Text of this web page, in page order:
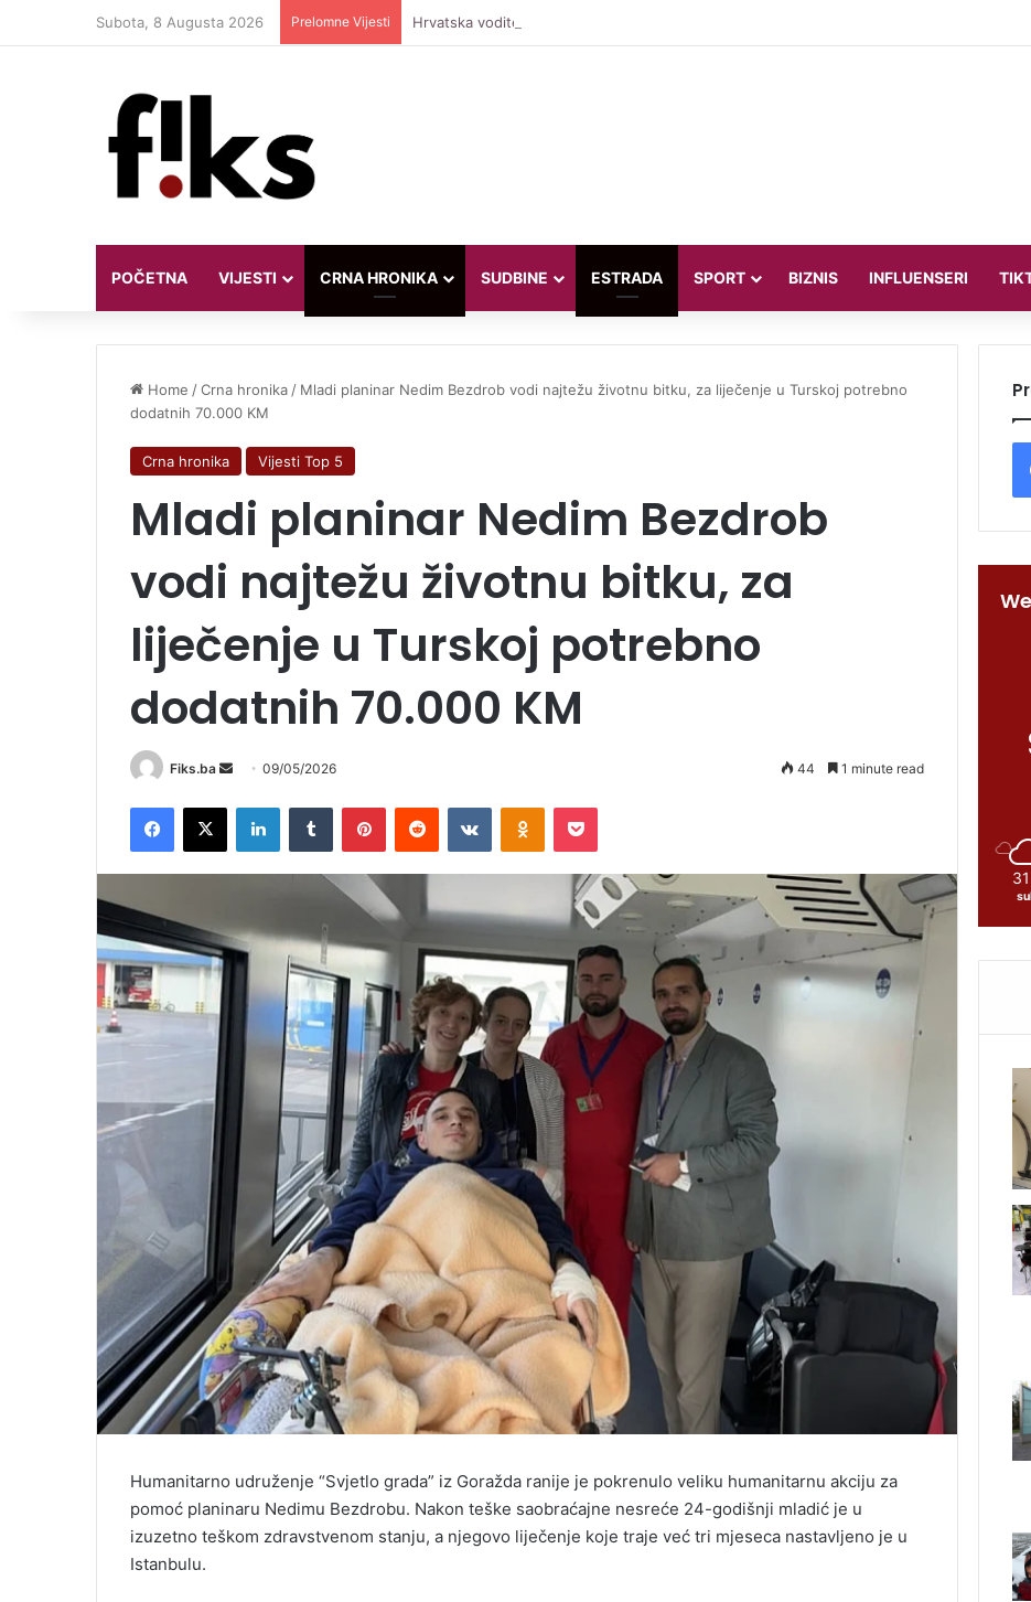
Subota, 8 Augusta 2026 Prelomne Vijesti Hrvatska voditeljica Valentina Miletić koju porede s Dilettom Leotom oduševila pozirajući u
POČETNA VIJESTI CRNA HRONIKA SUDBINE ESTRADA SPORT BIZNIS INFLUENSERI
Home /Crna hronika / Mladi planinar Nedim Bezdrob vodi najtežu životnu bitku, za liječenje u Turskoj potrebno
dodatnih 70.000 KM
Crna hronika Vijesti Top 5
Mladi planinar Nedim Bezdrob
vodi najtežu životnu bitku, za
liječenje u Turskoj potrebno
dodatnih 70.000 KM
Fiks.ba
Send
email
09/05/2026 44 1 minute read
Facebook
X LinkedInTumblr PinterestReddit VKontakteOdnoklassniki
Pocket
Humanitarno udruženje “Svjetlo grada” iz Goražda ranije je pokrenulo veliku humanitarnu akciju za
pomoć planinaru Nedimu Bezdrobu. Nakon teške saobraćajne nesreće 24-godišnji mladić je u
izuzetno teškom zdravstvenom stanju, a njegovo liječenje koje traje već tri mjeseca nastavljeno je u
Istanbulu.
31